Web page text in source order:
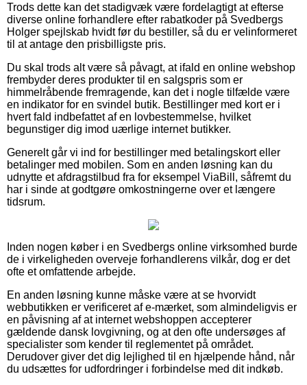
Trods dette kan det stadigvæk være fordelagtigt at efterse
diverse online forhandlere efter rabatkoder på Svedbergs
Holger spejlskab hvidt før du bestiller, så du er velinformeret
til at antage den prisbilligste pris.
Du skal trods alt være så påvagt, at ifald en online webshop
frembyder deres produkter til en salgspris som er
himmelråbende fremragende, kan det i nogle tilfælde være
en indikator for en svindel butik. Bestillinger med kort er i
hvert fald indbefattet af en lovbestemmelse, hvilket
begunstiger dig imod uærlige internet butikker.
Generelt går vi ind for bestillinger med betalingskort eller
betalinger med mobilen. Som en anden løsning kan du
udnytte et afdragstilbud fra for eksempel ViaBill, såfremt du
har i sinde at godtgøre omkostningerne over et længere
tidsrum.
Inden nogen køber i en Svedbergs online virksomhed burde
de i virkeligheden overveje forhandlerens vilkår, dog er det
ofte et omfattende arbejde.
En anden løsning kunne måske være at se hvorvidt
webbutikken er verificeret af e-mærket, som almindeligvis er
en påvisning af at internet webshoppen accepterer
gældende dansk lovgivning, og at den ofte undersøges af
specialister som kender til reglementet på området.
Derudover giver det dig lejlighed til en hjælpende hånd, når
du udsættes for udfordringer i forbindelse med dit indkøb.